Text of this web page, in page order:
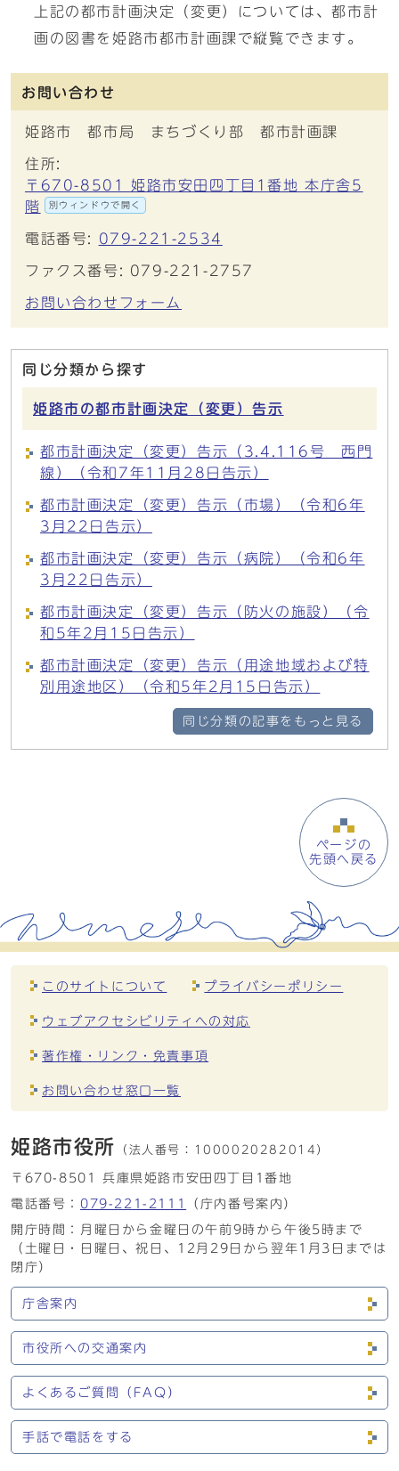
上記の都市計画決定（変更）については、都市計
画の図書を姫路市都市計画課で縦覧できます。
お問い合わせ
姫路市 都市局 まちづくり部 都市計画課
住所:
〒670-8501 姫路市安田四丁目1番地 本庁舎5
階
別ウィンドウで開く
電話番号: 079-221-2534
ファクス番号: 079-221-2757
お問い合わせフォーム
同じ分類から探す
姫路市の都市計画決定（変更）告示
都市計画決定（変更）告示（3.4.116号 西門
線）（令和7年11月28日告示）
都市計画決定（変更）告示（市場）（令和6年
3月22日告示）
都市計画決定（変更）告示（病院）（令和6年
3月22日告示）
都市計画決定（変更）告示（防火の施設）（令
和5年2月15日告示）
都市計画決定（変更）告示（用途地域および特
別用途地区）（令和5年2月15日告示）
同じ分類の記事をもっと見る
ページの
先頭へ戻る
このサイトについて プライバシーポリシー
ウェブアクセシビリティへの対応
著作権・リンク・免責事項
お問い合わせ窓口一覧
姫路市役所 （法人番号： 1000020282014）
〒670-8501 兵庫県姫路市安田四丁目1番地
電話番号： 079-221-2111
（庁内番号案内）
開庁時間：月曜日から金曜日の午前9時から午後5時まで
（土曜日・日曜日、祝日、12月29日から翌年1月3日までは
閉庁）
庁舎案内
市役所への交通案内
よくあるご質問（FAQ）
手話で電話をする